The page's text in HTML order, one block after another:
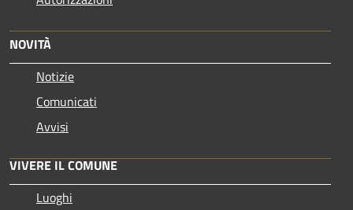
NOVITÀ
Notizie
Comunicati
Avvisi
VIVERE IL COMUNE
Luoghi